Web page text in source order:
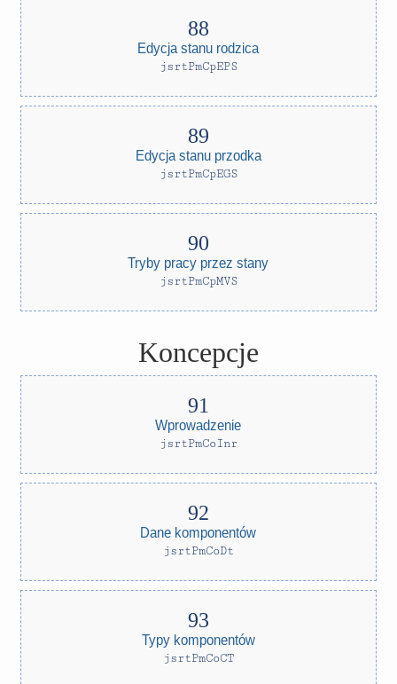
Edycja stanu rodzica
jsrtPmCpEPS
Edycja stanu przodka
jsrtPmCpEGS
Tryby pracy przez stany
jsrtPmCpMVS
Koncepcje
Wprowadzenie
jsrtPmCoInr
Dane komponentów
jsrtPmCoDt
Typy komponentów
jsrtPmCoCT